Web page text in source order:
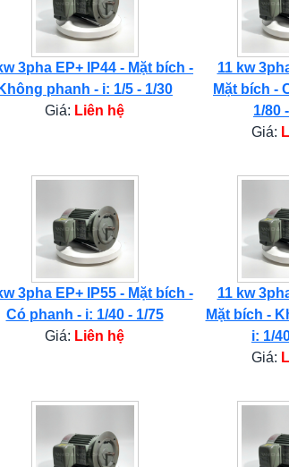
3pha EP+ IP44 - Mặt bích -
Không phanh - i: 1/5 - 1/30
Giá: Liên hệ
11 kw
Mặt bích -
1/80
Giá:
3pha EP+ IP55 - Mặt bích -
Có phanh - i: 1/40 - 1/75
Giá: Liên hệ
11 kw
Mặt bích -
i: 1/
Giá: